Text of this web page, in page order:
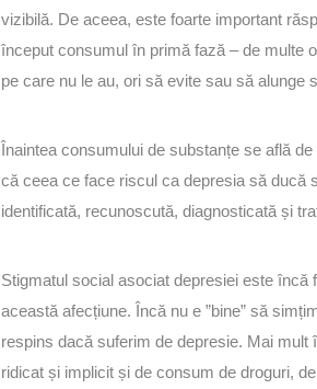
vizibilă. De aceea, este foarte important
început consumul în primă fază – de multe
pe care nu le au, ori să evite sau să alunge
Înaintea consumului de substanțe se află
că ceea ce face riscul ca depresia să ducă
identificată, recunoscută, diagnosticată și
Stigmatul social asociat depresiei este
această afecțiune. Încă nu e ”bine” să
respins dacă suferim de depresie. Mai
ridicat și implicit și de consum de droguri,